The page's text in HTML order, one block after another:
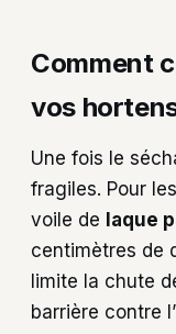
Comment
vos
Une fois le
fragiles. Pour
voile de laque
centimètres de
limite la chute
barrière contre